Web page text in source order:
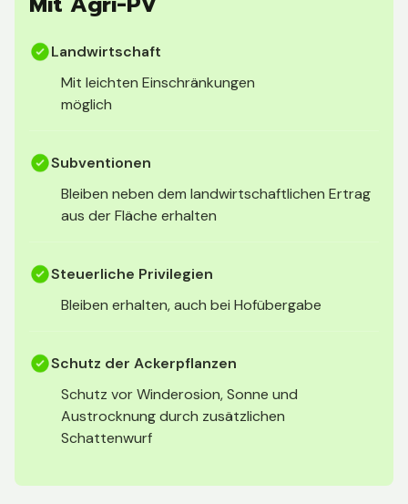
Landwirtschaft
Mit leichten Einschränkungen
möglich
Subventionen
Bleiben neben dem landwirtschaftlichen Ertrag
aus der Fläche erhalten
Steuerliche Privilegien
Bleiben erhalten, auch bei Hofübergabe
Schutz der Ackerpflanzen
Schutz vor Winderosion, Sonne und
Austrocknung durch zusätzlichen
Schattenwurf